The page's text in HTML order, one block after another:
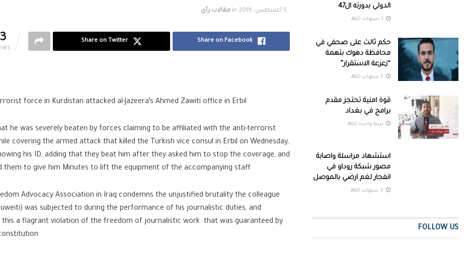
5 أغسطس، 2019 in مقالات رأي
3 Share on Facebook
Share on Twitter
force in Kurdistan attacked al-Jazeera’s Ahmed Zawiti office in Erbil
he was severely beaten by forces claiming to be affiliated with the anti-terrorist
covering the armed attack that killed the Turkish vice consul in Erbil on Wednesday,
his ID, adding that they beat him after they asked him to stop the coverage, and
them to give him Minutes to lift the equipment of the accompanying staff
Advocacy Association in Iraq condemns the unjustified brutality the colleague
was subjected to during the performance of his journalistic duties, and
this a flagrant violation of the freedom of journalistic work that was guaranteed by
الدولي بدورته ال47
حكم ثالث على صحفي في
محافظة دهوك بتهمة
“زعزعة الاستقرار”
قوة امنية تحتجز مقدم
برامج في بغداد
سنة واحدة AGO
استشهاد مراسلة واصابة
مصور شبكة روداو في
انفجار لغم ارضي بالموصل
FOLLOW US